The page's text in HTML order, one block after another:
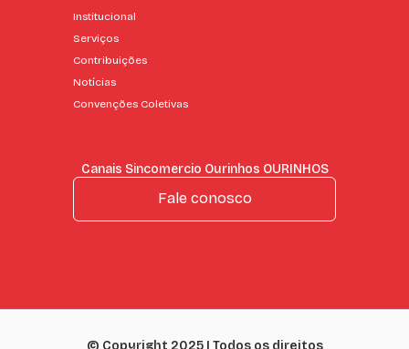
Institucional
Serviços
Contribuições
Notícias
Convenções Coletivas
Canais Sincomercio Ourinhos OURINHOS
Fale conosco
© Copyright 2025 | Todos os direitos